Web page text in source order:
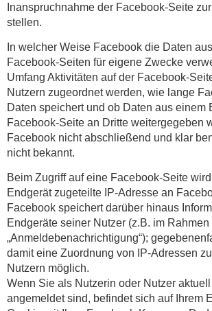
Inanspruchnahme der Facebook-Seite
stellen.
In welcher Weise Facebook die Daten
Facebook-Seiten für eigene Zwecke
Umfang Aktivitäten auf der Facebook-
Nutzern zugeordnet werden, wie lange
Daten speichert und ob Daten aus einem
Facebook-Seite an Dritte weitergegeben
Facebook nicht abschließend und klar
nicht bekannt.
Beim Zugriff auf eine Facebook-Seite
Endgerät zugeteilte IP-Adresse an
Facebook speichert darüber hinaus
Endgeräte seiner Nutzer (z.B. im
„Anmeldebenachrichtigung“);
damit eine Zuordnung von IP-Adressen
Nutzern möglich.
Wenn Sie als Nutzerin oder Nutzer
angemeldet sind, befindet sich auf Ihrem